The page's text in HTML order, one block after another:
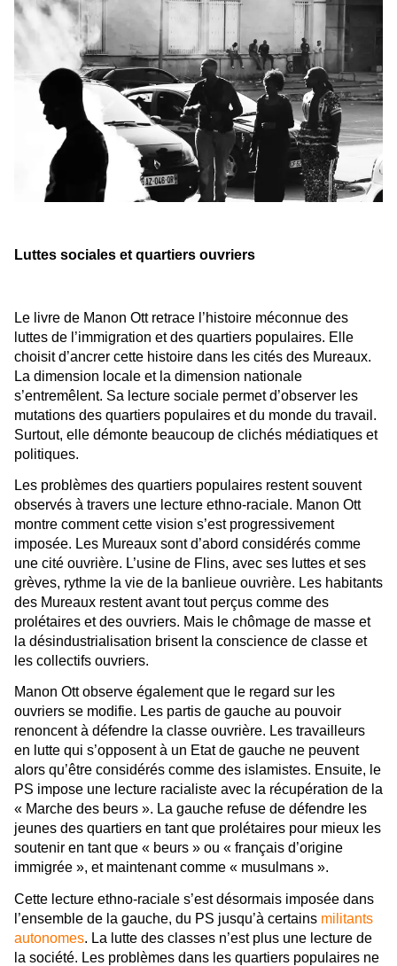
Luttes sociales et quartiers ouvriers
Le livre de Manon Ott retrace l’histoire méconnue des
luttes de l’immigration et des quartiers populaires. Elle
choisit d’ancrer cette histoire dans les cités des Mureaux.
La dimension locale et la dimension nationale
s’entremêlent. Sa lecture sociale permet d’observer les
mutations des quartiers populaires et du monde du travail.
Surtout, elle démonte beaucoup de clichés médiatiques et
politiques.
Les problèmes des quartiers populaires restent souvent
observés à travers une lecture ethno-raciale. Manon Ott
montre comment cette vision s’est progressivement
imposée. Les Mureaux sont d’abord considérés comme
une cité ouvrière. L’usine de Flins, avec ses luttes et ses
grèves, rythme la vie de la banlieue ouvrière. Les habitants
des Mureaux restent avant tout perçus comme des
prolétaires et des ouvriers. Mais le chômage de masse et
la désindustrialisation brisent la conscience de classe et
les collectifs ouvriers.
Manon Ott observe également que le regard sur les
ouvriers se modifie. Les partis de gauche au pouvoir
renoncent à défendre la classe ouvrière. Les travailleurs
en lutte qui s’opposent à un Etat de gauche ne peuvent
alors qu’être considérés comme des islamistes. Ensuite, le
PS impose une lecture racialiste avec la récupération de la
« Marche des beurs ». La gauche refuse de défendre les
jeunes des quartiers en tant que prolétaires pour mieux les
soutenir en tant que « beurs » ou « français d’origine
immigrée », et maintenant comme « musulmans ».
Cette lecture ethno-raciale s’est désormais imposée dans
l’ensemble de la gauche, du PS jusqu’à certains militants
autonomes. La lutte des classes n’est plus une lecture de
la société. Les problèmes dans les quartiers populaires ne